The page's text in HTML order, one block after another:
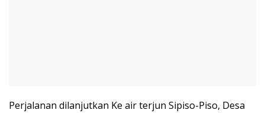
Perjalanan dilanjutkan Ke air terjun Sipiso-Piso, Desa